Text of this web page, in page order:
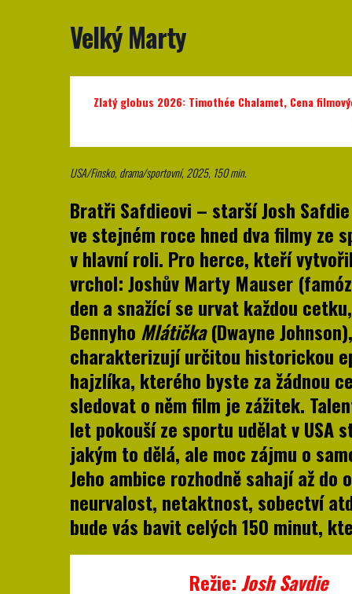
Velký Marty
Zlatý globus 2026: Timothée Chalamet, Cena
USA/Finsko, drama/sportovní, 2025, 150 min.
Bratři Safdieovi – starší Josh
ve stejném roce hned dva filmy ze
v hlavní roli. Pro herce, kteří
vrchol: Joshův Marty Mauser
den a snažící se urvat každou
Bennyho Mlátička(Dwayne
charakterizují určitou historickou
hajzlíka, kterého byste za žádnou
sledovat o něm film je zážitek.
let pokouší ze sportu udělat v USA
jakým to dělá, ale moc zájmu o
Jeho ambice rozhodně sahají až
neurvalost, netaktnost, sobectví
bude vás bavit celých 150 minut,
Režie: